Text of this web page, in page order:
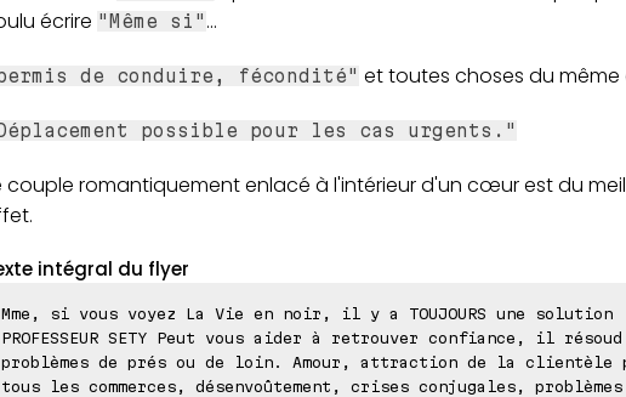
écrire "Même si" ...
de conduire, fécondité" et toutes choses du
possible pour les cas urgents."
couple romantiquement enlacé à l'intérieur d'un cœur est du
intégral du flyer
Mme, si vous voyez La Vie en noir, il y a TOUJOURS une solution
PROFESSEUR SETY Peut vous aider à retrouver confiance, il
problèmes de prés ou de loin. Amour, attraction de la clientèle
tous les commerces, désenvoûtement, crises conjugales, problèmes